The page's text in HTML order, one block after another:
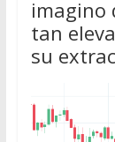
imagino
tan
su